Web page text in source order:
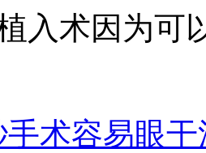
入术因为可
术容易眼